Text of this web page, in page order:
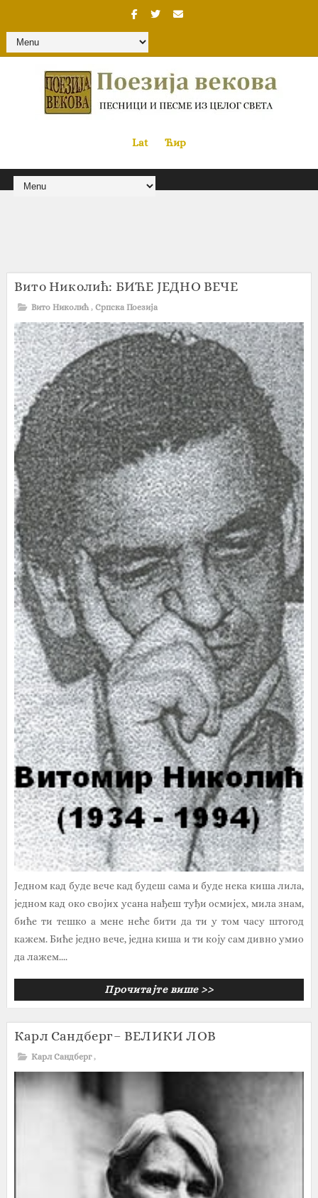
Lat« Ћир
Вито Николић: БИЋЕ ЈЕДНО ВЕЧЕ
Вито Николић , Српска Поезија
Једном кад буде вече кад будеш сама и буде нека киша лила,
једном кад око својих усана нађеш туђи осмијех, мила знам,
биће ти тешко а мене неће бити да ти у том часу штогод
кажем. Биће једно вече, једна киша и ти коју сам дивно умио
да лажем....
Прочитајте више >>
Карл Сандберг– ВЕЛИКИ ЛОВ
Карл Сандберг ,